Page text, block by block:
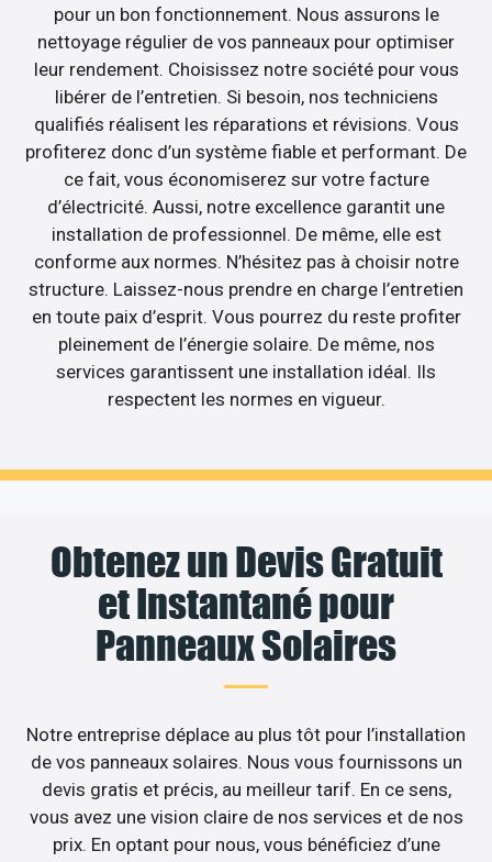
pour un bon fonctionnement. Nous assurons le
nettoyage régulier de vos panneaux pour optimiser
leur rendement. Choisissez notre société pour vous
libérer de l’entretien. Si besoin, nos techniciens
qualifiés réalisent les réparations et révisions. Vous
profiterez donc d’un système fiable et performant. De
ce fait, vous économiserez sur votre facture
d’électricité. Aussi, notre excellence garantit une
installation de professionnel. De même, elle est
conforme aux normes. N’hésitez pas à choisir notre
structure. Laissez-nous prendre en charge l’entretien
en toute paix d’esprit. Vous pourrez du reste profiter
pleinement de l’énergie solaire. De même, nos
services garantissent une installation idéal. Ils
respectent les normes en vigueur.
Obtenez un Devis Gratuit
et Instantané pour
Panneaux Solaires
Notre entreprise déplace au plus tôt pour l’installation
de vos panneaux solaires. Nous vous fournissons un
devis gratis et précis, au meilleur tarif. En ce sens,
vous avez une vision claire de nos services et de nos
prix. En optant pour nous, vous bénéficiez d’une